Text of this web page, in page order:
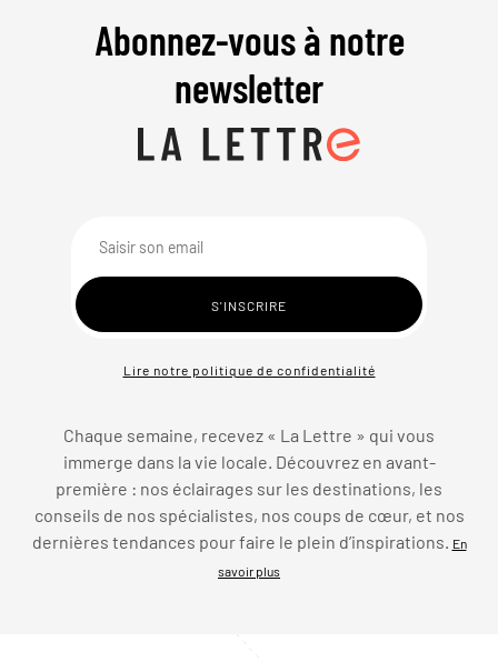
Abonnez-vous à notre
newsletter
Lire notre politique de confidentialité
Chaque semaine, recevez « La Lettre » qui vous
immerge dans la vie locale. Découvrez en avant-
première : nos éclairages sur les destinations, les
conseils de nos spécialistes, nos coups de cœur, et nos
dernières tendances pour faire le plein d’inspirations. En
savoir plus